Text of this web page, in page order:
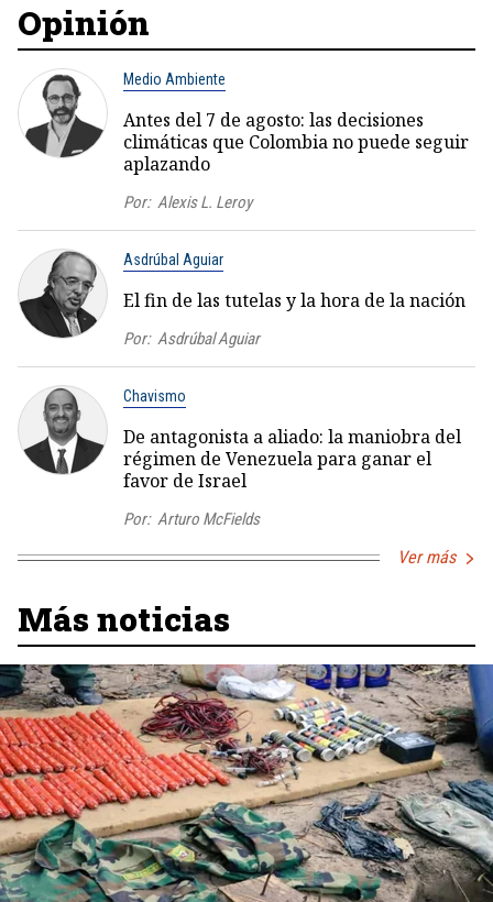
Opinión
Medio Ambiente
Antes del 7 de agosto: las decisiones
climáticas que Colombia no puede seguir
aplazando
Por: Alexis L. Leroy
Asdrúbal Aguiar
El fin de las tutelas y la hora de la nación
Por: Asdrúbal Aguiar
Chavismo
De antagonista a aliado: la maniobra del
régimen de Venezuela para ganar el
favor de Israel
Por: Arturo McFields
Ver más
Más noticias